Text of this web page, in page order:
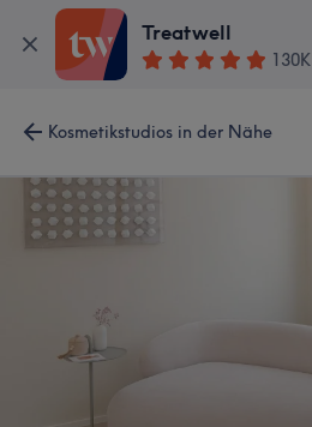
Treatwell
130K
Kosmetikstudios in der Nähe